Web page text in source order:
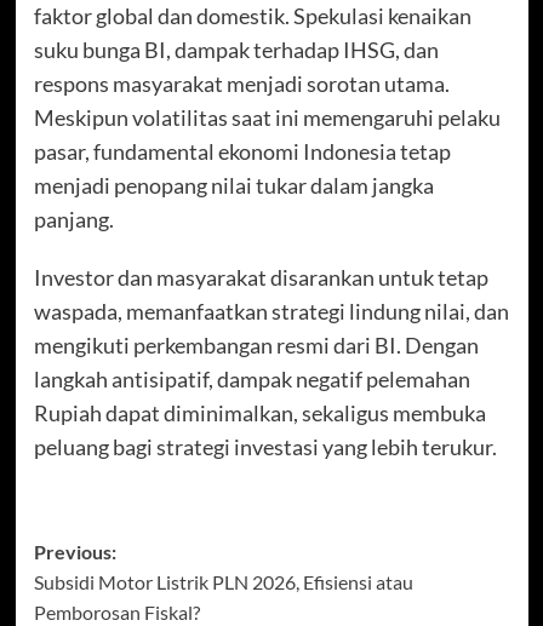
faktor global dan domestik. Spekulasi kenaikan
suku bunga BI, dampak terhadap IHSG, dan
respons masyarakat menjadi sorotan utama.
Meskipun volatilitas saat ini memengaruhi pelaku
pasar, fundamental ekonomi Indonesia tetap
menjadi penopang nilai tukar dalam jangka
panjang.
Investor dan masyarakat disarankan untuk tetap
waspada, memanfaatkan strategi lindung nilai, dan
mengikuti perkembangan resmi dari BI. Dengan
langkah antisipatif, dampak negatif pelemahan
Rupiah dapat diminimalkan, sekaligus membuka
peluang bagi strategi investasi yang lebih terukur.
Post
navigation
Previous:
Subsidi Motor Listrik PLN 2026, Efisiensi atau
Pemborosan Fiskal?